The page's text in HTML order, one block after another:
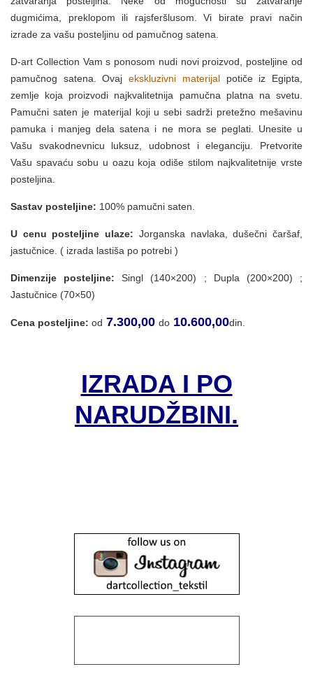
dugmićima, preklopom ili rajsferšlusom. Vi birate pravi način
izrade za vašu posteljinu od pamučnog satena.
D-art Collection Vam s ponosom nudi novi proizvod, posteljine od
pamučnog satena. Ovajekskluzivni materijalpotiče iz Egipta,
zemlje koja proizvodi najkvalitetnija pamučna platna na svetu.
Pamučni saten je materijal koji u sebi sadrži pretežno mešavinu
pamuka i manjeg dela satena i ne mora se peglati. Unesite u
Vašu svakodnevnicu luksuz, udobnost i eleganciju. Pretvorite
Vašu spavaću sobu u oazu koja odiše stilom najkvalitetnije vrste
posteljina.
Sastav posteljine: 100% pamučni saten.
U cenu posteljine ulaze: Jorganska navlaka, dušečni čaršaf,
jastučnice. ( izrada lastiša po potrebi )
Dimenzije posteljine:Singl (140×200) ; Dupla (200×200) ;
Jastučnice (70×50)
Cena posteljine: od 7.300,00 do 10.600,00din.
IZRADA I PO
NARUDŽBINI.